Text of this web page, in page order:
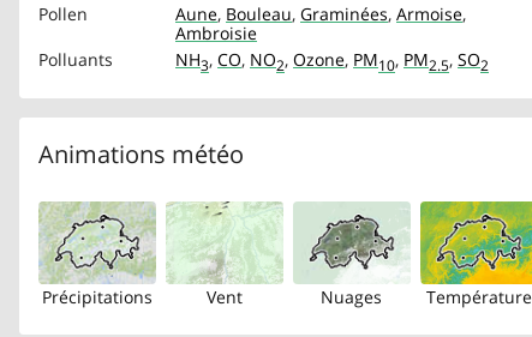
Pollen
Aune, Bouleau, Graminées, Armoise,
Ambroisie
Polluants
NH3, CO, NO2, Ozone, PM10, PM2.5, SO2
Animations météo
Précipitations Vent Nuages Température